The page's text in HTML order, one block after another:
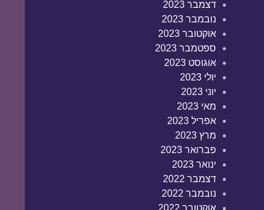
דצמבר 2023
נובמבר 2023
אוקטובר 2023
ספטמבר 2023
אוגוסט 2023
יולי 2023
יוני 2023
מאי 2023
אפריל 2023
מרץ 2023
פברואר 2023
ינואר 2023
דצמבר 2022
נובמבר 2022